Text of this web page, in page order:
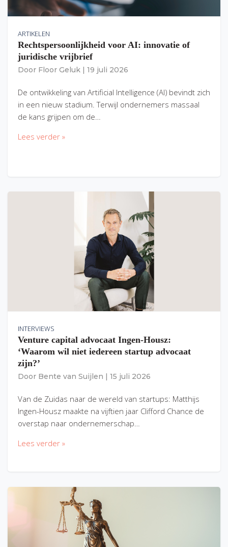
ARTIKELEN
Rechtspersoonlijkheid voor AI: innovatie of
juridische vrijbrief
Door Floor Geluk 19 juli 2026
De ontwikkeling van Artificial Intelligence (AI) bevindt zich
in een nieuw stadium. Terwijl ondernemers massaal
de kans grijpen om de…
Lees verder »
INTERVIEWS
Venture capital advocaat Ingen-Housz:
‘Waarom wil niet iedereen startup advocaat
zijn?’
Door Bente van Suijlen 15 juli 2026
Van de Zuidas naar de wereld van startups: Matthijs
Ingen-Housz maakte na vijftien jaar Clifford Chance de
overstap naar ondernemerschap…
Lees verder »